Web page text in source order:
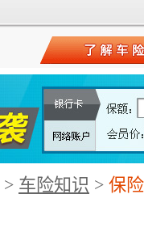
> 车险知识 > 保